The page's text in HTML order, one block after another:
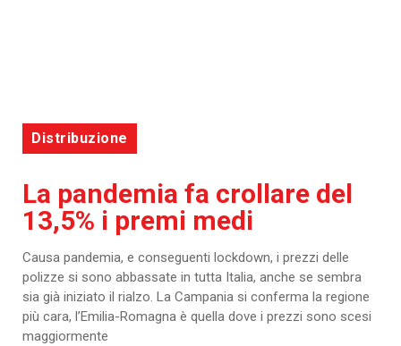
Distribuzione
La pandemia fa crollare del
13,5% i premi medi
Causa pandemia, e conseguenti lockdown, i prezzi delle
polizze si sono abbassate in tutta Italia, anche se sembra
sia già iniziato il rialzo. La Campania si conferma la regione
più cara, l’Emilia-Romagna è quella dove i prezzi sono scesi
maggiormente